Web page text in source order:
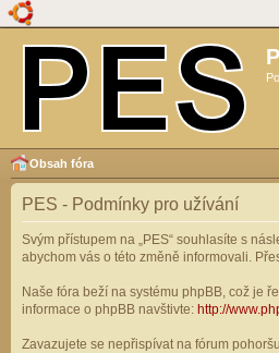
Obsah fóra
PES - Podmínky pro užívání
Svým přístupem na „PES“ souhlasíte s
abychom vás o této změně informovali.
Naše fóra beží na systému phpBB, což je
informace o phpBB navštivte: http://
Zavazujete se nepřispívat na fórum